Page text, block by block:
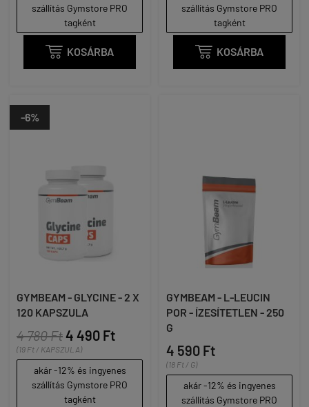
szállítás Gymstore PRO
tagként
 KOSÁRBA
szállítás Gymstore PRO
tagként
 KOSÁRBA
-6%
GYMBEAM - GLYCINE - 2 X
120 KAPSZULA
4 780 Ft4 490 Ft
(19 Ft / KAPSZULA)
akár -12% és ingyenes
szállítás Gymstore PRO
tagként
GYMBEAM - L-LEUCIN
POR - ÍZESÍTETLEN - 250
G
4 590 Ft
(18 Ft / G)
akár -12% és ingyenes
szállítás Gymstore PRO